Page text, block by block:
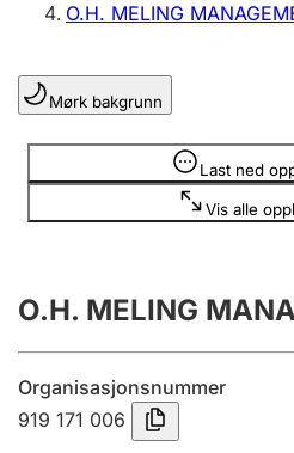
Registrere, endre, slette
Lag og forening
Registrere, endre, slette
Årsregnskap
Innsending og
Tinglysing
O.H. MELING
Mørk bakgrunn
Last ned
Vis alle
Opplysninger er skjult
O.H. MELING
Organisasjonsnummer
919 171 006